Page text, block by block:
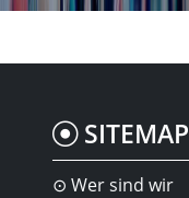
SITEMAP
Wer sind wir